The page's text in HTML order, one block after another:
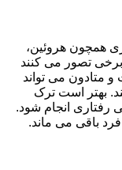
همچون هروئین،
تصور می کنند
و متادون می تواند
بهتر است ترک
رفتاری انجام شود.
فرد باقی می ماند.